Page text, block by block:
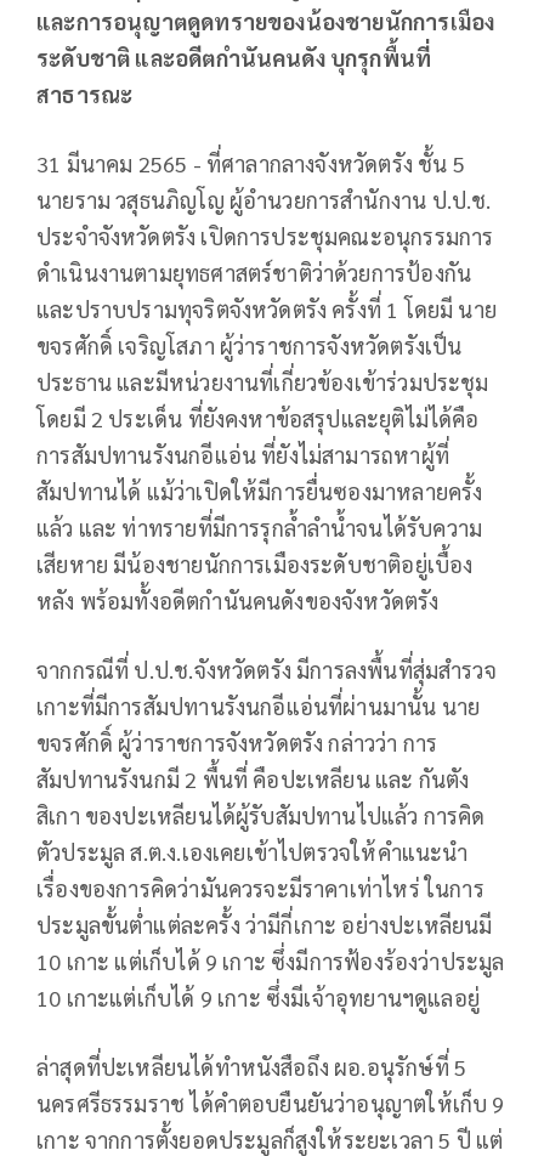
และการอนุญาตดูดทรายของน้องชายนักการเมือง
ระดับชาติ และอดีตกำนันคนดัง บุกรุกพื้นที่
สาธารณะ
31 มีนาคม 2565 - ที่ศาลากลางจังหวัดตรัง ชั้น 5
นายราม วสุธนภิญโญ ผู้อำนวยการสำนักงาน ป.ป.ช.
ประจำจังหวัดตรัง เปิดการประชุมคณะอนุกรรมการ
ดำเนินงานตามยุทธศาสตร์ชาติว่าด้วยการป้องกัน
และปราบปรามทุจริตจังหวัดตรัง ครั้งที่ 1 โดยมี นาย
ขจรศักดิ์ เจริญโสภา ผู้ว่าราชการจังหวัดตรังเป็น
ประธาน และมีหน่วยงานที่เกี่ยวข้องเข้าร่วมประชุม
โดยมี 2 ประเด็น ที่ยังคงหาข้อสรุปและยุติไม่ได้คือ
การสัมปทานรังนกอีแอ่น ที่ยังไม่สามารถหาผู้ที่
สัมปทานได้ แม้ว่าเปิดให้มีการยื่นซองมาหลายครั้ง
แล้ว และ ท่าทรายที่มีการรุกล้ำลำน้ำจนได้รับความ
เสียหาย มีน้องชายนักการเมืองระดับชาติอยู่เบื้อง
หลัง พร้อมทั้งอดีตกำนันคนดังของจังหวัดตรัง
จากกรณีที่ ป.ป.ช.จังหวัดตรัง มีการลงพื้นที่สุ่มสำรวจ
เกาะที่มีการสัมปทานรังนกอีแอ่นที่ผ่านมานั้น นาย
ขจรศักดิ์ ผู้ว่าราชการจังหวัดตรัง กล่าวว่า การ
สัมปทานรังนกมี 2 พื้นที่ คือปะเหลียน และ กันตัง
สิเกา ของปะเหลียนได้ผู้รับสัมปทานไปแล้ว การคิด
ตัวประมูล ส.ต.ง.เองเคยเข้าไปตรวจให้คำแนะนำ
เรื่องของการคิดว่ามันควรจะมีราคาเท่าไหร่ ในการ
ประมูลขั้นต่ำแต่ละครั้ง ว่ามีกี่เกาะ อย่างปะเหลียนมี
10 เกาะ แต่เก็บได้ 9 เกาะ ซึ่งมีการฟ้องร้องว่าประมูล
10 เกาะแต่เก็บได้ 9 เกาะ ซึ่งมีเจ้าอุทยานฯดูแลอยู่
ล่าสุดที่ปะเหลียนได้ทำหนังสือถึง ผอ.อนุรักษ์ที่ 5
นครศรีธรรมราช ได้คำตอบยืนยันว่าอนุญาตให้เก็บ 9
เกาะ จากการตั้งยอดประมูลก็สูงให้ระยะเวลา 5 ปี แต่